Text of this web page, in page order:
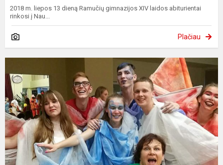
2018 m. liepos 13 dieną Ramučių gimnazijos XIV laidos abiturientai
rinkosi į Nau...
Plačiau